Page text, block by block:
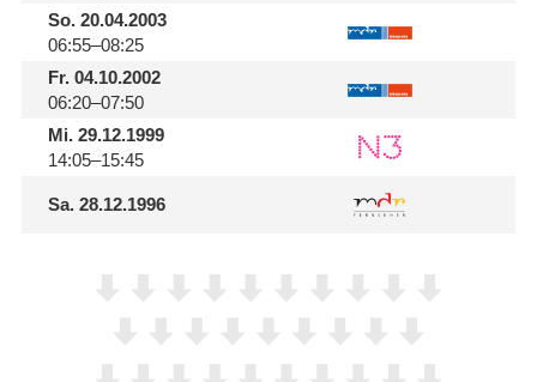
So.20.04.2003
06:55–08:25
Fr.04.10.2002
06:20–07:50
Mi.29.12.1999
14:05–15:45
Sa.28.12.1996